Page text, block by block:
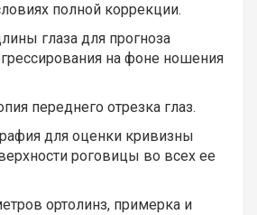
полной коррекции.
глаза для прогноза
на фоне ношения
переднего отрезка глаз.
для оценки кривизны
роговицы во всех ее
ортолинз, примерка и